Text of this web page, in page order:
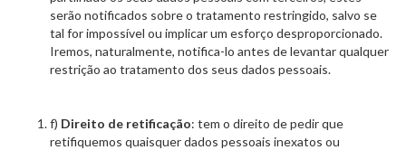
serão notificados sobre o tratamento restringido, salvo se
tal for impossível ou implicar um esforço desproporcionado.
Iremos, naturalmente, notifica-lo antes de levantar qualquer
restrição ao tratamento dos seus dados pessoais.
f) Direito de retificação: tem o direito de pedir que
retifiquemos quaisquer dados pessoais inexatos ou